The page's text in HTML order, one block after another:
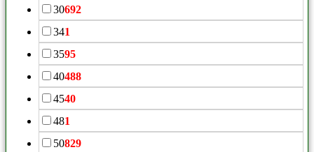
30692
341
3595
40488
4540
481
50829